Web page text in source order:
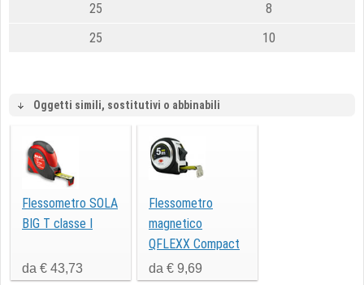
25
8
25
10
Oggetti simili, sostitutivi o abbinabili
Flessometro SOLA
BIG T classe I
da € 43,73
Flessometro
magnetico
QFLEXX Compact
Pro
da € 9,69